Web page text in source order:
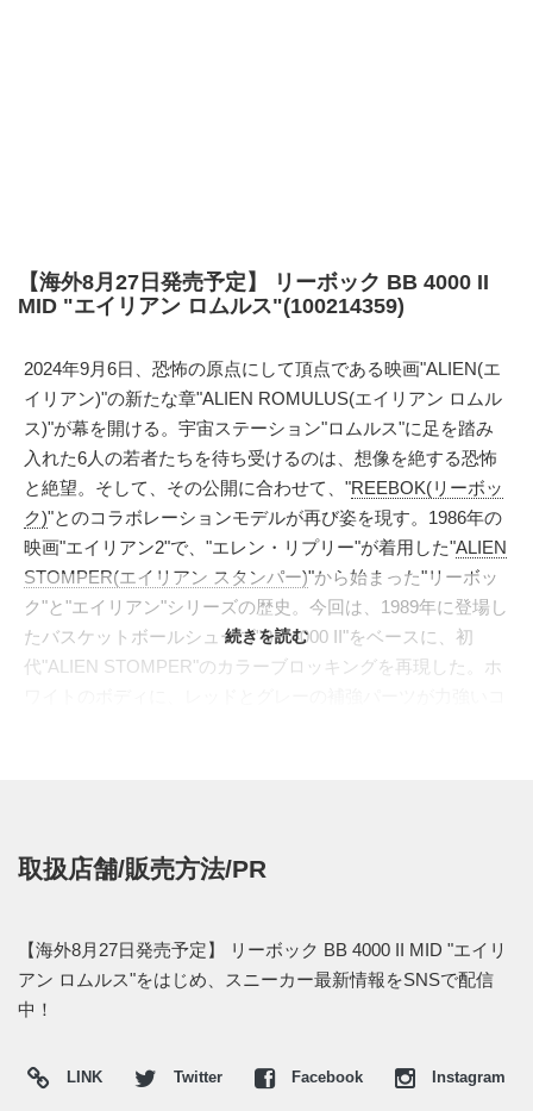
【海外8月27日発売予定】 リーボック BB 4000 II
MID "エイリアン ロムルス"(100214359)
2024年9月6日、恐怖の原点にして頂点である映画"ALIEN(エ
イリアン)"の新たな章"ALIEN ROMULUS(エイリアン ロムル
ス)"が幕を開ける。宇宙ステーション"ロムルス"に足を踏み
入れた6人の若者たちを待ち受けるのは、想像を絶する恐怖
と絶望。そして、その公開に合わせて、"REEBOK(リーボッ
ク)"とのコラボレーションモデルが再び姿を現す。1986年の
映画"エイリアン2"で、"エレン・リプリー"が着用した"ALIEN
STOMPER(エイリアン スタンパー)"から始まった"リーボッ
ク"と"エイリアン"シリーズの歴史。今回は、1989年に登場し
たバスケットボールシューズ"BB 4000 II"をベースに、初
代"ALIEN STOMPER"のカラーブロッキングを再現した。ホ
たかのようなリアルな臨場感を演出する。
ズの Twitter や Facebookなどで報告したい。
続きを読む
取扱店舗/販売方法/PR
【海外8月27日発売予定】 リーボック BB 4000 II MID "エイリ
アン ロムルス"をはじめ、スニーカー最新情報をSNSで配信
中！
LINK Twitter Facebook Instagram